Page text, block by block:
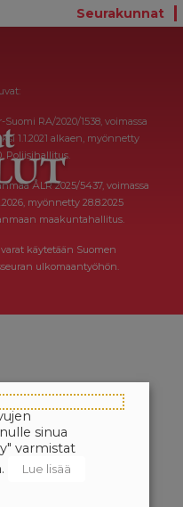
Seurakunnat
Suomi RA/2020/1538, voimassa
1.1.2021 alkaen, myönnetty
Poliisihallitus.
ÅLR 2025/5437, voimassa
myönnetty 28.8.2025
maakuntahallitus.
käytetään Suomen
ulkomaantyöhön.
sinua
varmistat
Lue lisää